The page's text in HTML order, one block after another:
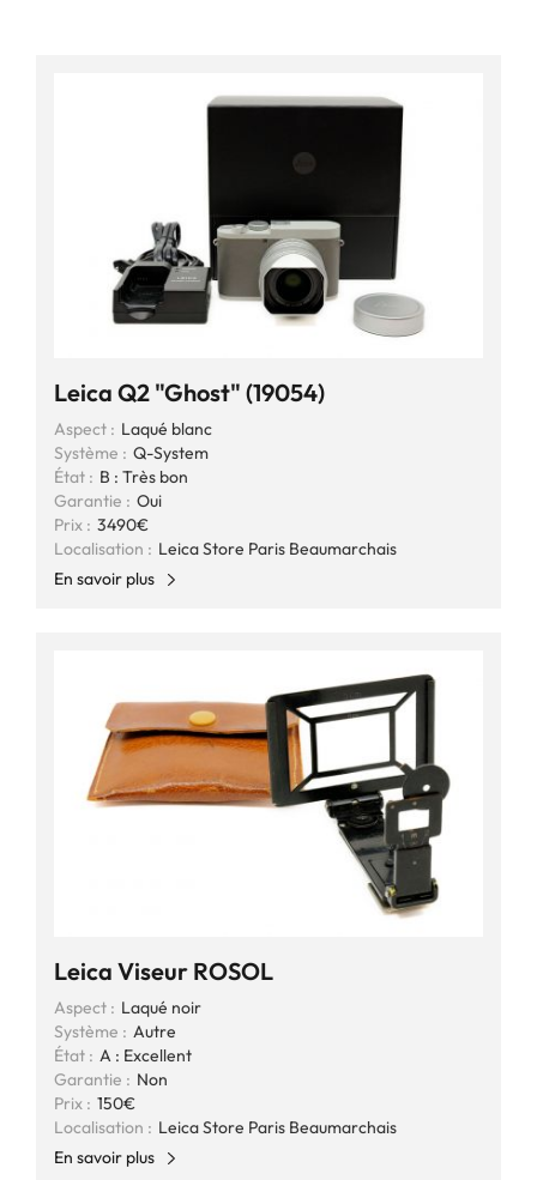
Leica Q2 "Ghost" (19054)
Aspect : Laqué blanc
Système : Q-System
État : B : Très bon
Garantie : Oui
Prix : 3490€
Localisation : Leica Store Paris Beaumarchais
En savoir plus
Leica Viseur ROSOL
Aspect : Laqué noir
Système : Autre
État : A : Excellent
Garantie : Non
Prix : 150€
Localisation : Leica Store Paris Beaumarchais
En savoir plus